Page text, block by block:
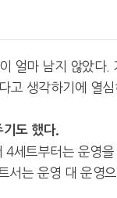
얼마 남지 않았다
고 생각하기에 열
도 했다.
세트부터는 운영
서는 운영 대 운영